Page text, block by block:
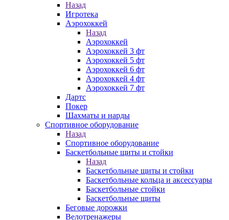
Назад
Игротека
Аэрохоккей
Назад
Аэрохоккей
Аэрохоккей 3 фт
Аэрохоккей 5 фт
Аэрохоккей 6 фт
Аэрохоккей 4 фт
Аэрохоккей 7 фт
Дартс
Покер
Шахматы и нарды
Спортивное оборудование
Назад
Спортивное оборудование
Баскетбольные щиты и стойки
Назад
Баскетбольные щиты и стойки
Баскетбольные кольца и аксессуары
Баскетбольные стойки
Баскетбольные щиты
Беговые дорожки
Велотренажеры